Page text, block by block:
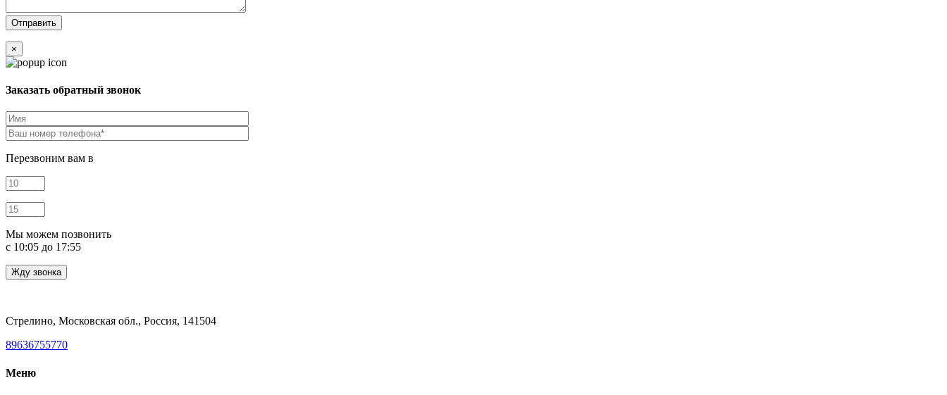
×
Заказать обратный звонок
Перезвоним вам в
Мы можем позвонить
c 10:05 до 17:55
Стрелино, Московская обл., Россия, 141504
89636755770
Меню